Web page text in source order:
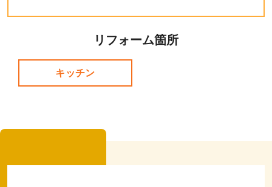
リフォーム箇所
キッチン